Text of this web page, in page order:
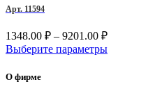
товара.
Арт. 11594
1348.00 ₽ – 9201.00 ₽Диапазон
цен:
Выберите параметрыЭтот
О фирме